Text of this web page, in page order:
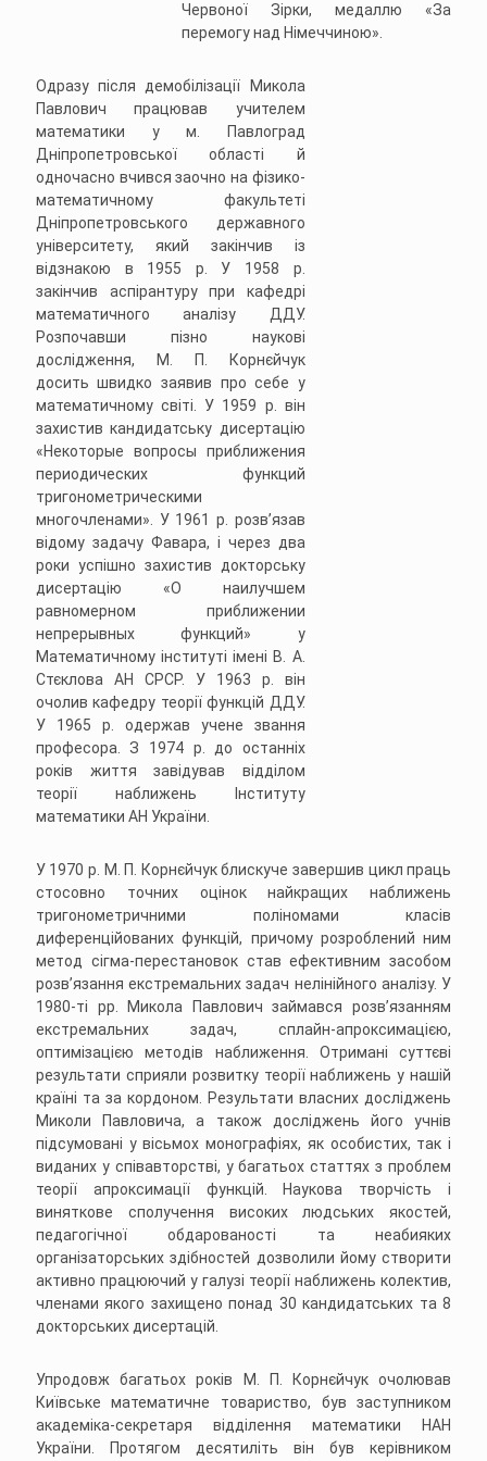
Червоної Зірки, медаллю «За
перемогу над Німеччиною».
Одразу після демобілізації Микола
Павлович працював учителем
математики у м. Павлоград
Дніпропетровської області й
одночасно вчився заочно на фізико-
математичному факультеті
Дніпропетровського державного
університету, який закінчив із
відзнакою в 1955 р. У 1958 р.
закінчив аспірантуру при кафедрі
математичного аналізу ДДУ.
Розпочавши пізно наукові
дослідження, М. П. Корнєйчук
досить швидко заявив про себе у
математичному світі. У 1959 р. він
захистив кандидатську дисертацію
«Некоторые вопросы приближения
периодических функций
тригонометрическими
многочленами». У 1961 р. розв’язав
відому задачу Фавара, і через два
роки успішно захистив докторську
дисертацію «О наилучшем
равномерном приближении
непрерывных функций» у
Математичному інституті імені В. А.
Стєклова АН СРСР. У 1963 р. він
очолив кафедру теорії функцій ДДУ.
У 1965 р. одержав учене звання
професора. З 1974 р. до останніх
років життя завідував відділом
теорії наближень Інституту
математики АН України.
У 1970 р. М. П. Корнєйчук блискуче завершив цикл праць
стосовно точних оцінок найкращих наближень
тригонометричними поліномами класів
диференційованих функцій, причому розроблений ним
метод сігма-перестановок став ефективним засобом
розв’язання екстремальних задач нелінійного аналізу. У
1980-ті рр. Микола Павлович займався розв’язанням
екстремальних задач, сплайн-апроксимацією,
оптимізацією методів наближення. Отримані суттєві
результати сприяли розвитку теорії наближень у нашій
країні та за кордоном. Результати власних дослiджень
Миколи Павловича, а також дослiджень його учнiв
пiдсумованi у вісьмох монографiях, як особистих, так i
виданих у спiвавторствi, у багатьох статтях з проблем
теорії апроксимації функцій. Наукова творчість і
виняткове сполучення високих людських якостей,
педагогічної обдарованості та неабияких
організаторських здібностей дозволили йому створити
активно працюючий у галузі теорії наближень колектив,
членами якого захищено понад 30 кандидатських та 8
докторських дисертацій.
Упродовж багатьох років М. П. Корнєйчук очолював
Київське математичне товариство, був заступником
академіка-секретаря вiддiлення математики НАН
України. Протягом десятиліть він був керівником